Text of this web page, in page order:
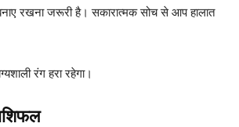
रखना जरूरी है। सकारात्मक सोच से आप हालात
रंग हरा रहेगा।